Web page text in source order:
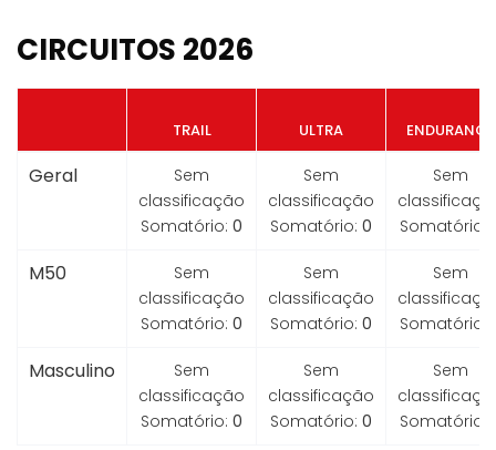
CIRCUITOS 2026
TRAIL ULTRA ENDURANCE
Geral
Sem
classificação
Somatório: 0
Sem
classificação
Somatório: 0
Sem
Somatório:
M50
Sem
classificação
Somatório: 0
Sem
classificação
Somatório: 0
Sem
Somatório:
Masculino
Sem
classificação
Somatório: 0
Sem
classificação
Somatório: 0
Sem
Somatório: